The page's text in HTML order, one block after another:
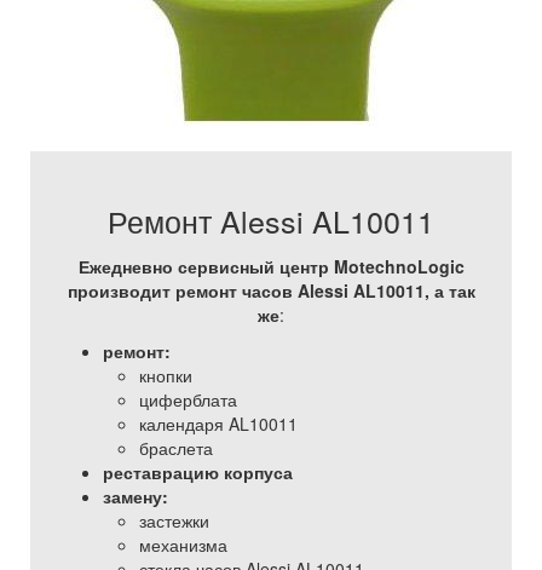
Ремонт Alessi AL10011
Ежедневно сервисный центр MotechnoLogic
производит ремонт часов Alessi AL10011, а так
же:
ремонт:
кнопки
циферблата
календаря AL10011
браслета
реставрацию корпуса
замену:
застежки
механизма